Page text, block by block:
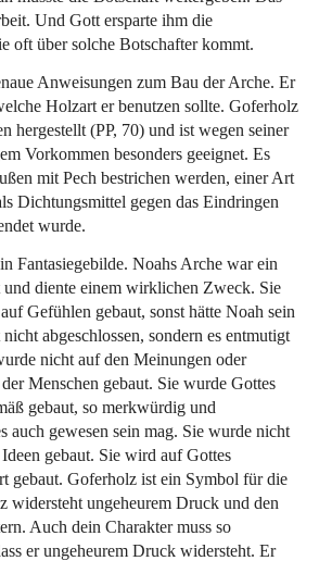
Und Gott ersparte ihm die
oft über solche Botschafter kommt.
Anweisungen zum Bau der Arche. Er
Holzart er benutzen sollte. Goferholz
hergestellt (PP, 70) und ist wegen seiner
Vorkommen besonders geeignet. Es
mit Pech bestrichen werden, einer Art
Dichtungsmittel gegen das Eindringen
wurde.
Fantasiegebilde. Noahs Arche war ein
diente einem wirklichen Zweck. Sie
Gefühlen gebaut, sonst hätte Noah sein
abgeschlossen, sondern es entmutigt
nicht auf den Meinungen oder
Menschen gebaut. Sie wurde Gottes
gebaut, so merkwürdig und
auch gewesen sein mag. Sie wurde nicht
gebaut. Sie wird auf Gottes
gebaut. Goferholz ist ein Symbol für die
widersteht ungeheurem Druck und den
Auch dein Charakter muss so
er ungeheurem Druck widersteht. Er